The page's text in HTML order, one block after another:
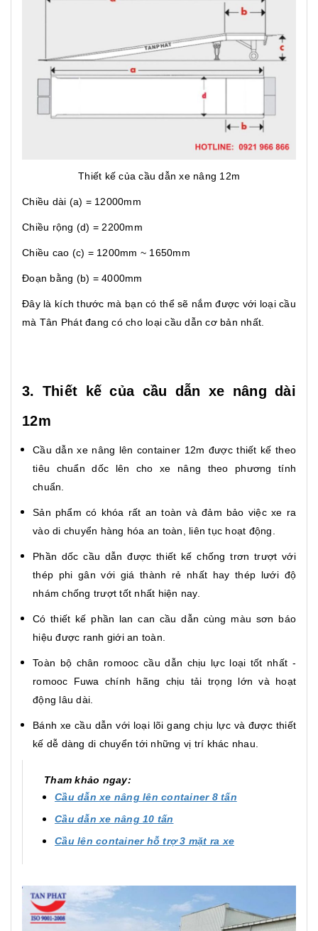
Thiết kế của cầu dẫn xe nâng 12m
Chiều dài (a) = 12000mm
Chiều rộng (d) = 2200mm
Chiều cao (c) = 1200mm ~ 1650mm
Đoạn bằng (b) = 4000mm
Đây là kích thước mà bạn có thể sẽ nắm được với loại cầu
mà Tân Phát đang có cho loại cầu dẫn cơ bản nhất.
3. Thiết kế của cầu dẫn xe nâng dài
12m
Cầu dẫn xe nâng lên container 12m được thiết kế theo
tiêu chuẩn dốc lên cho xe nâng theo phương tính
chuẩn.
Sản phẩm có khóa rất an toàn và đảm bảo việc xe ra
vào di chuyển hàng hóa an toàn, liên tục hoạt động.
Phần dốc cầu dẫn được thiết kế chống trơn trượt với
thép phi gân với giá thành rẻ nhất hay thép lưới độ
nhám chống trượt tốt nhất hiện nay.
Có thiết kế phần lan can cầu dẫn cùng màu sơn báo
hiệu được ranh giới an toàn.
Toàn bộ chân romooc cầu dẫn chịu lực loại tốt nhất -
romooc Fuwa chính hãng chịu tải trọng lớn và hoạt
động lâu dài.
Bánh xe cầu dẫn với loại lõi gang chịu lực và được thiết
kế dễ dàng di chuyển tới những vị trí khác nhau.
Tham khảo ngay:
Cầu dẫn xe nâng lên container 8 tấn
Cầu dẫn xe nâng 10 tấn
Cầu lên container hỗ trợ 3 mặt ra xe